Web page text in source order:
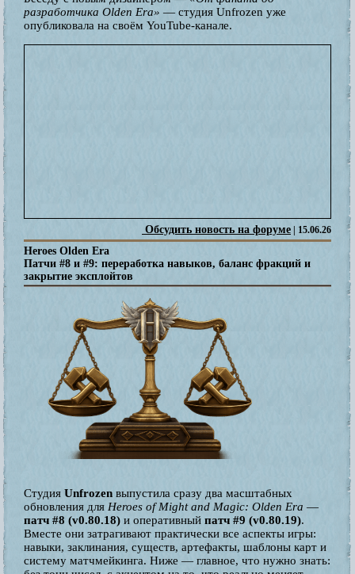
разработчика Olden Era» — студия Unfrozen уже
опубликовала на своём YouTube-канале.
Обсудить новость на форуме | 15.06.26
Heroes Olden Era
Патчи #8 и #9: переработка навыков, баланс фракций и
закрытие эксплойтов
Студия Unfrozen выпустила сразу два масштабных
обновления для Heroes of Might and Magic: Olden Era —
патч #8 (v0.80.18) и оперативный патч #9 (v0.80.19).
Вместе они затрагивают практически все аспекты игры:
навыки, заклинания, существ, артефакты, шаблоны карт и
систему матчмейкинга. Ниже — главное, что нужно знать: